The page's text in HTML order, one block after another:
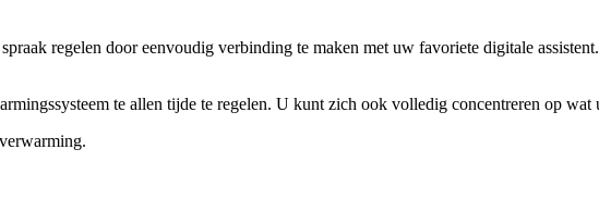
regelen door eenvoudig verbinding te maken met uw favoriete digitale
te allen tijde te regelen. U kunt zich ook volledig concentreren op